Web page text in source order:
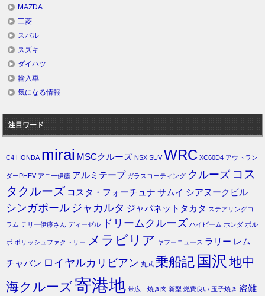
MAZDA
三菱
スバル
スズキ
ダイハツ
輸入車
気になる情報
注目ワード
C4 HONDA mirai MSCクルーズ NSX SUV WRC XC60D4 アウトラン
ダーPHEV アニー伊藤 アルミテープ ガラスコーティング クルーズ コス
タクルーズ コスタ・フォーチュナ サムイ シアヌークビル
シンガポール ジャカルタ ジャパネットタカタ ステアリングコ
ラム テリー伊藤さん ディーゼル ドリームクルーズ ハイビーム ホンダ ボル
ボ ポリッシュファクトリー メラビリア ヤフーニュース ラリー レム
チャバン ロイヤルカリビアン 丸武 乗船記 国沢 地中
海クルーズ寄港地 帯広 焼き肉 新型 燃費良い 玉子焼き 盗難